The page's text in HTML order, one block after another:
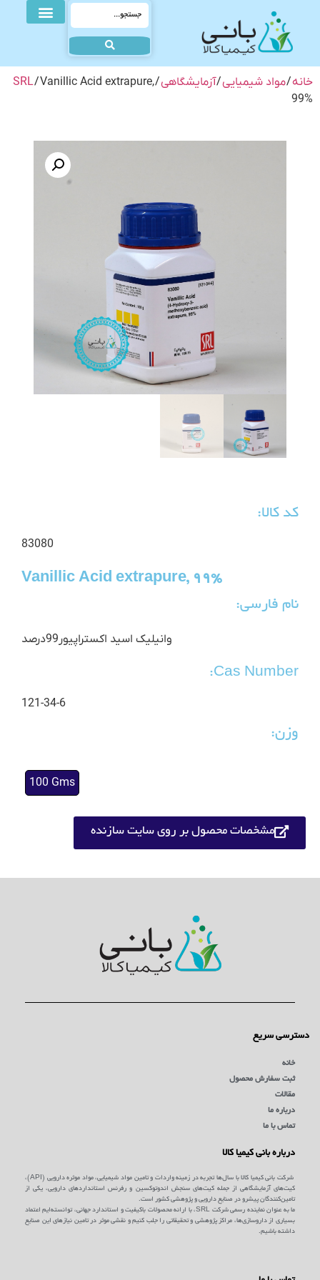
خانه/مواد شیمیایی/آزمایشگاهی/
SRL/ Vanillic Acid extrapure,
99%
کد کالا:
83080
Vanillic Acid extrapure, 99%
نام فارسی:
وانیلیک اسید اکستراپیور99درصد
Cas Number:
121-34-6
وزن:
100 Gms
مشخصات محصول بر روی سایت سازنده
دسترسی سریع
خانه
ثبت سفارش محصول
مقالات
درباره ما
تماس با ما
درباره بانی کیمیا کالا
شرکت بانی کیمیا کالا با سال‌ها تجربه در زمینه واردات و تامین مواد شیمیایی، مواد موثره دارویی (API)،
کیت‌های آزمایشگاهی از جمله کیت‌های سنجش اندوتوکسین و رفرنس استانداردهای دارویی، یکی از
تامین‌کنندگان پیشرو در صنایع دارویی و پژوهشی کشور است.
ما به عنوان نماینده رسمی شرکت SRL، با ارائه محصولات باکیفیت و استاندارد جهانی، توانسته‌ایم اعتماد
بسیاری از داروسازی‌ها، مراکز پژوهشی و تحقیقاتی را جلب کنیم و نقشی موثر در تامین نیازهای این صنایع
داشته باشیم.